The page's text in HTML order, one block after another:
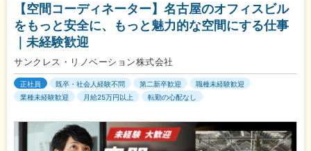
【空間コーディネーター】名古屋のオフィスビル
をもっと安全に、もっと魅力的な空間にする仕事
｜未経験歓迎
サンクレス・リノベーション株式会社
正社員 既卒・社会人経験不問 第二新卒歓迎
職種未経験歓迎
業種未経験歓迎
月給25万円以上 転勤の心配なし